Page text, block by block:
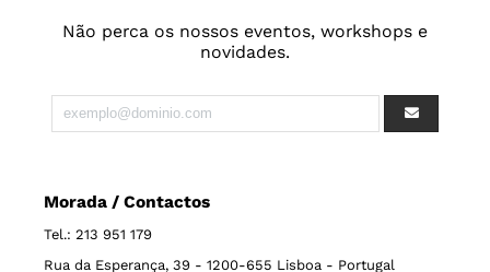
Não perca os nossos eventos, workshops e
novidades.
Morada / Contactos
Tel.: 213 951 179
Rua da Esperança, 39 - 1200-655 Lisboa - Portugal